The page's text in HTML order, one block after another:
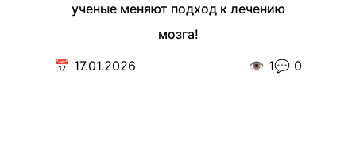
ученые меняют подход к лечению
мозга!
📅 17.01.2026 👁️ 1💬 0